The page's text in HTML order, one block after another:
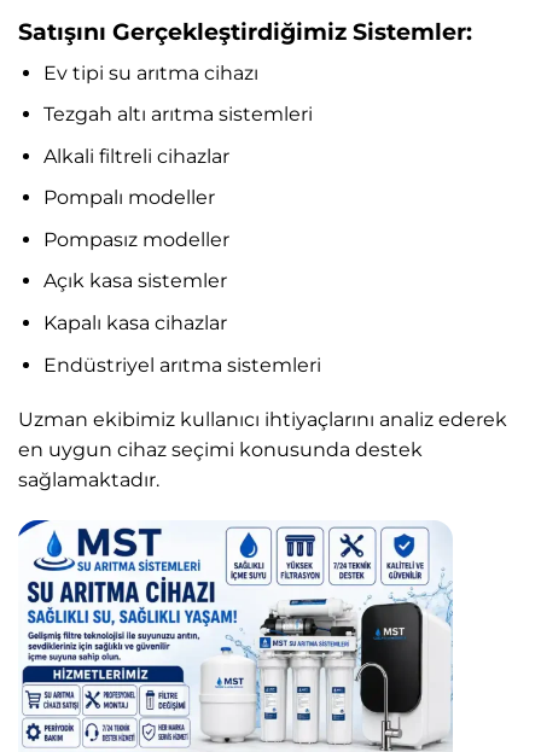
Satışını Gerçekleştirdiğimiz Sistemler:
Ev tipi su arıtma cihazı
Tezgah altı arıtma sistemleri
Alkali filtreli cihazlar
Pompalı modeller
Pompasız modeller
Açık kasa sistemler
Kapalı kasa cihazlar
Endüstriyel arıtma sistemleri
Uzman ekibimiz kullanıcı ihtiyaçlarını analiz ederek
en uygun cihaz seçimi konusunda destek
sağlamaktadır.